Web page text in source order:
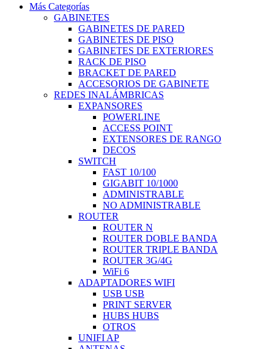
Más Categorías
GABINETES
GABINETES DE PARED
GABINETES DE PISO
GABINETES DE EXTERIORES
RACK DE PISO
BRACKET DE PARED
ACCESORIOS DE GABINETE
REDES INALÁMBRICAS
EXPANSORES
POWERLINE
ACCESS POINT
EXTENSORES DE RANGO
DECOS
SWITCH
FAST 10/100
GIGABIT 10/1000
ADMINISTRABLE
NO ADMINISTRABLE
ROUTER
ROUTER N
ROUTER DOBLE BANDA
ROUTER TRIPLE BANDA
ROUTER 3G/4G
WiFi 6
ADAPTADORES WIFI
USB USB
PRINT SERVER
HUBS HUBS
OTROS
UNIFI AP